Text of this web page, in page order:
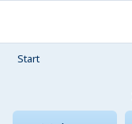
Start